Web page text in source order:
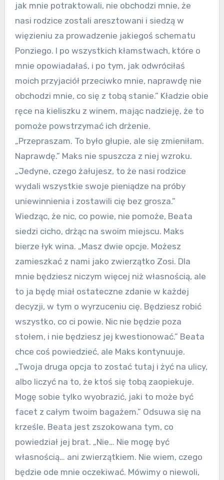
jak mnie potraktowali, nie obchodzi mnie, że
nasi rodzice zostali aresztowani i siedzą w
więzieniu za prowadzenie jakiegoś schematu
Ponziego. I po wszystkich kłamstwach, które o
mnie opowiadałaś, i po tym, jak odwróciłaś
moich przyjaciół przeciwko mnie, naprawdę nie
obchodzi mnie, co się z tobą stanie.” Kładzie obie
ręce na kieliszku z winem, mając nadzieję, że to
pomoże powstrzymać ich drżenie.
„Przepraszam. To było głupie, ale się zmieniłam.
Naprawdę.” Maks nie spuszcza z niej wzroku.
„Jedyne, czego żałujesz, to że nasi rodzice
wydali wszystkie swoje pieniądze na próby
uniewinnienia i zostawili cię bez grosza.”
Wiedząc, że nic, co powie, nie pomoże, Beata
siedzi cicho, drżąc na swoim miejscu. Maks
bierze łyk wina. „Masz dwie opcje. Możesz
zamieszkać z nami jako zwierzątko Zosi. Dla
mnie będziesz niczym więcej niż własnością, ale
to ja będę miał ostateczne zdanie w każdej
decyzji, w tym o wyrzuceniu cię. Będziesz robić
wszystko, co ci powie. Nic nie będzie poza
stołem, i nie będziesz jej kwestionować.” Beata
chce coś powiedzieć, ale Maks kontynuuje.
„Twoja druga opcja to zostać tutaj i żyć na ulicy,
albo liczyć na to, że ktoś się tobą zaopiekuje.
Mogę sobie tylko wyobrazić, jaki to może być
facet z całym twoim bagażem.” Odsuwa się na
krześle. Beata jest zszokowana tym, co
powiedział jej brat. „Nie… Nie mogę być
własnością… ani zwierzątkiem. Nie wiem, czego
będzie ode mnie oczekiwać. Mówimy o niewoli,